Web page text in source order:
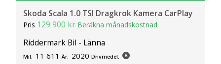
Skoda Scala 1.0 TSI Dragkrok Kamera CarPlay
Pris 129 900 kr Beräkna månadskostnad
Riddermark Bil - Länna
Mil: 11 611 År: 2020 Drivmedel: